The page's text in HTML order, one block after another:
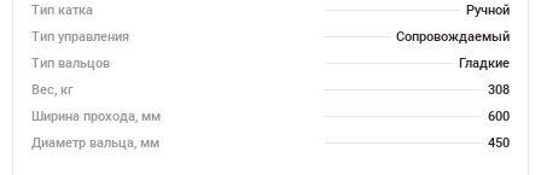
Тип катка
Ручной
Тип управления
Сопровождаемый
Тип вальцов
Гладкие
Вес, кг
308
Ширина прохода, мм
600
Диаметр вальца, мм
450